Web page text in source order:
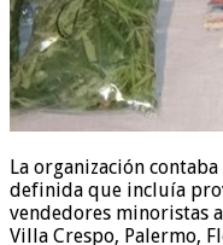
La organización
definida que incluía
vendedores minoristas
Villa Crespo, Palermo,